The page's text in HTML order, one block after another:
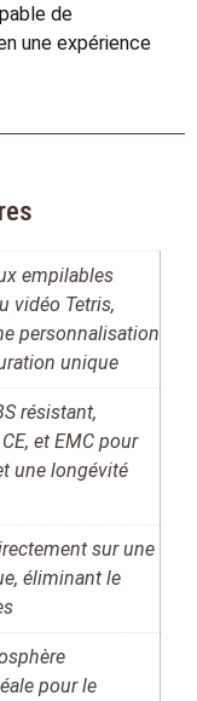
de
une expérience
empilables
vidéo Tetris,
personnalisation
unique
résistant,
et EMC pour
une longévité
sur une
éliminant le
pour le